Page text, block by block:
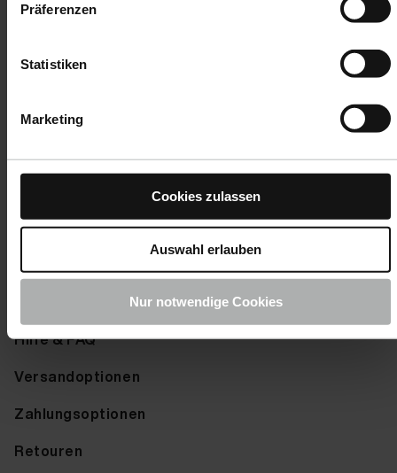
Präferenzen
Statistiken
Marketing
Cookies zulassen
Auswahl erlauben
Nur notwendige Cookies
Produkte
Autopflege
COLOURLOCK Lederpflege
Zubehör
Farbmuster senden
Farbkarte anfordern
Hilfe & FAQ
Versandoptionen
Zahlungsoptionen
Retouren